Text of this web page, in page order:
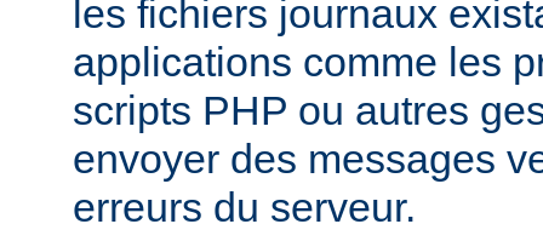
les fichiers journaux
applications comme les
scripts PHP ou autres
envoyer des messages
erreurs du serveur.